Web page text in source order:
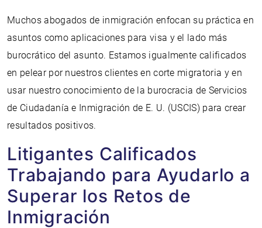
Muchos abogados de inmigración enfocan su práctica en
asuntos como aplicaciones para visa y el lado más
burocrático del asunto. Estamos igualmente calificados
en pelear por nuestros clientes en corte migratoria y en
usar nuestro conocimiento de la burocracia de Servicios
de Ciudadanía e Inmigración de E. U. (USCIS) para crear
resultados positivos.
Litigantes Calificados
Trabajando para Ayudarlo a
Superar los Retos de
Inmigración